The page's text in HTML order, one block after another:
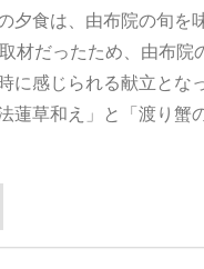
夕食は、由布院の旬を
材だったため、由布院
に感じられる献立とな
蓮草和え」と「渡り蟹